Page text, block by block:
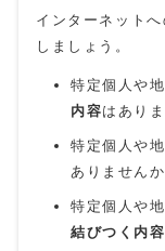
インターネット
しましょう。
特定個人や
内容はあり
特定個人や
ありませんか
特定個人や
結びつく内容